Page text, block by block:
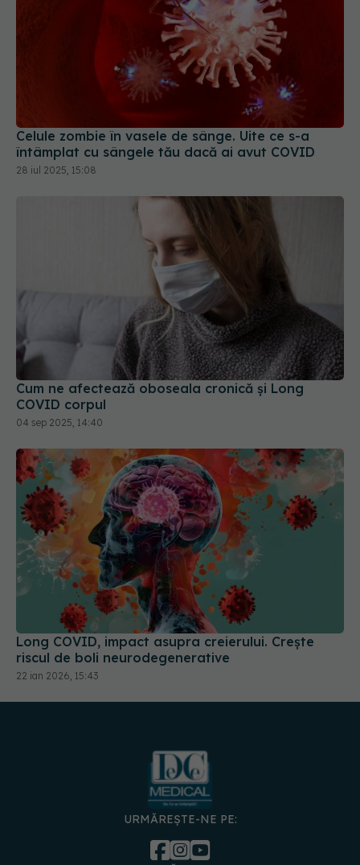
Celule zombie în vasele de sânge. Uite ce s-a
întâmplat cu sângele tău dacă ai avut COVID
Cum ne afectează oboseala cronică și Long
COVID corpul
Long COVID, impact asupra creierului. Crește
riscul de boli neurodegenerative
22 ian 2026, 15:43
URMĂREȘTE-NE PE:
DESCARCĂ APLICAȚIA